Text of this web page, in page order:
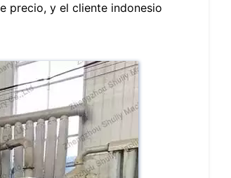
precio, y el cliente indonesio